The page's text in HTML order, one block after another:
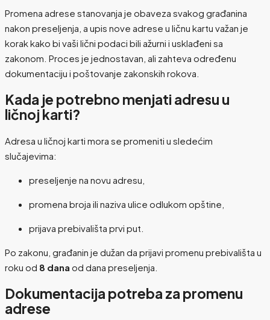
Promena adrese stanovanja je obaveza svakog građanina
nakon preseljenja, a upis nove adrese u ličnu kartu važan je
korak kako bi vaši lični podaci bili ažurni i usklađeni sa
zakonom. Proces je jednostavan, ali zahteva određenu
dokumentaciju i poštovanje zakonskih rokova.
Kada je potrebno menjati adresu u
ličnoj karti?
Adresa u ličnoj karti mora se promeniti u sledećim
slučajevima:
preseljenje na novu adresu,
promena broja ili naziva ulice odlukom opštine,
prijava prebivališta prvi put.
Po zakonu, građanin je dužan da prijavi promenu prebivališta u
roku od 8 dana od dana preseljenja.
Dokumentacija potreba za promenu
adrese